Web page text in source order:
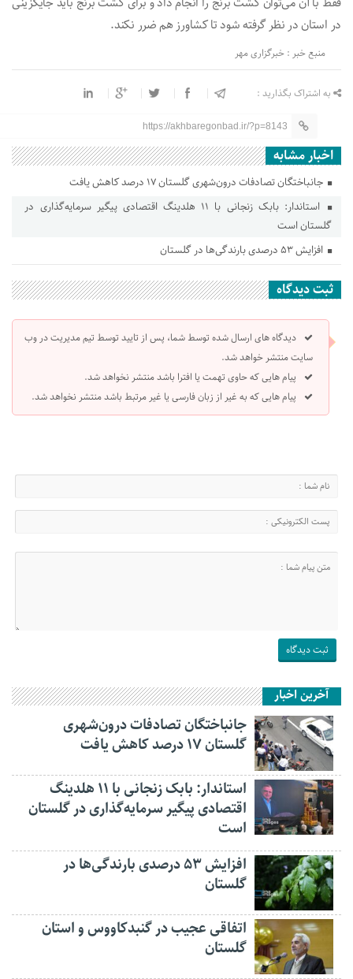
در استان در نظر گرفته شود تا کشاورز هم ضرر نکند.
منبع خبر : خبرگزاری مهر
به اشتراک بگذارید :
https://akhbaregonbad.ir/?p=8143
اخبار مشابه
جانباختگان تصادفات درون‌شهری گلستان ۱۷ درصد کاهش یافت
استاندار: بابک زنجانی با ۱۱ هلدینگ اقتصادی پیگیر سرمایه‌گذاری در
گلستان است
افزایش ۵۳ درصدی بارندگی‌ها در گلستان
ثبت دیدگاه
دیدگاه های ارسال شده توسط شما، پس از تایید توسط تیم مدیریت در وب
سایت منتشر خواهد شد.
پیام هایی که حاوی تهمت یا افترا باشد منتشر نخواهد شد.
پیام هایی که به غیر از زبان فارسی یا غیر مرتبط باشد منتشر نخواهد شد.
آخرین اخبار
جانباختگان تصادفات درون‌شهری
گلستان ۱۷ درصد کاهش یافت
استاندار: بابک زنجانی با ۱۱ هلدینگ
اقتصادی پیگیر سرمایه‌گذاری در گلستان
است
افزایش ۵۳ درصدی بارندگی‌ها در
گلستان
اتفاقی عجیب در‌ گنبدکاووس و استان
گلستان